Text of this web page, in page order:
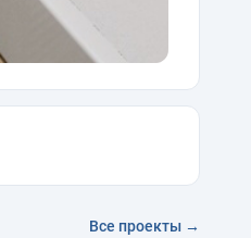
Все проекты →